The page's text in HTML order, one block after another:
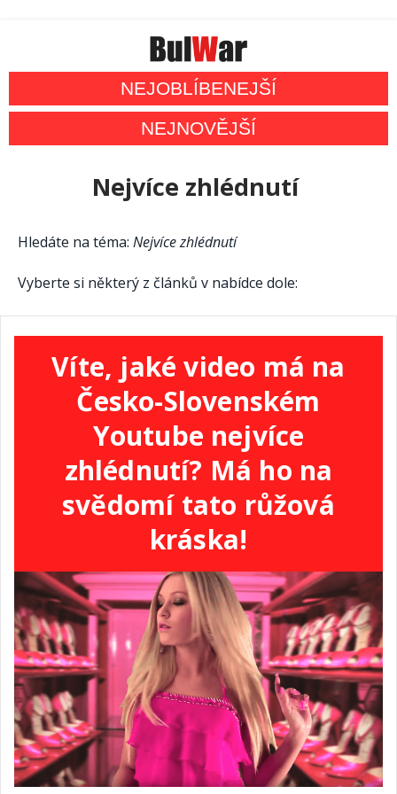
NEJOBLÍBENEJŠÍ
NEJNOVĚJŠÍ
Nejvíce zhlédnutí
Hledáte na téma: Nejvíce zhlédnutí
Vyberte si některý z článků v nabídce dole:
Víte, jaké video má na
Česko-Slovenském
Youtube nejvíce
zhlédnutí? Má ho na
svědomí tato růžová
kráska!